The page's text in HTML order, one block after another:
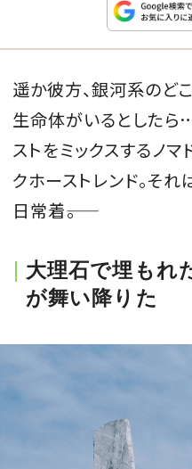
COLLECTION
WEDDING
FORTUNE
SDGs
会員登録
Log in or Sign up
SPUR読者のためのメン
「The SPUR Club」。
便
遥か彼方、銀河系のど
生命体がいるとした
ストをミックスするノ
クホーストレンド。そ
日常着――。
大理石で埋もれ
が舞い降りた